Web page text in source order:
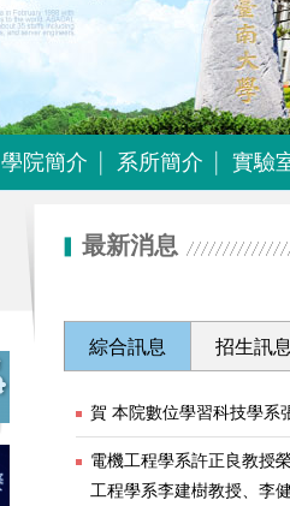
學院簡介
系所簡介
實驗
最新消息
綜合訊息 招生訊
賀 本院數位學習科技學系
電機工程學系許正良教授
工程學系李建樹教授、李